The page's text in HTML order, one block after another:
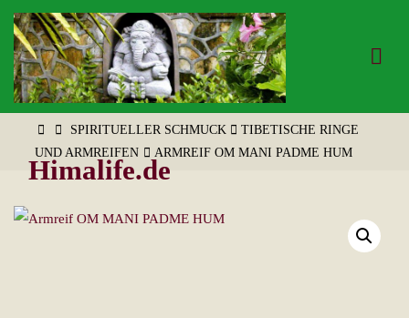
Zum
Inhalt
springen
Himalife.de
STARTSPIRITUELLER SCHMUCK
TIBETISCHE RINGE
UND ARMREIFEN
ARMREIF OM MANI PADME HUM